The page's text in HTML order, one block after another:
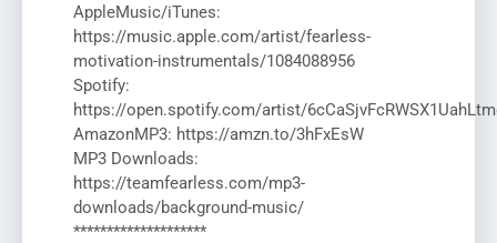
AppleMusic/iTunes:
https://music.apple.com/artist/fearless-
motivation-instrumentals/1084088956
Spotify:
https://open.spotify.com/artist/
AmazonMP3: https://amzn.to/3hFxEsW
MP3 Downloads:
https://teamfearless.com/mp3-
downloads/background-music/
********************